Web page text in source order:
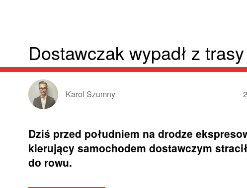
Dostawczak wypadł z
Karol Szumny
Dziś przed południem na drodze
kierujący samochodem dostawczym
do rowu.